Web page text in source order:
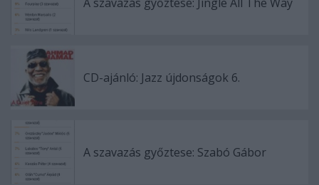
A szavazás győztese: Jingle All The Way
CD-ajánló: Jazz újdonságok 6.
A szavazás győztese: Szabó Gábor